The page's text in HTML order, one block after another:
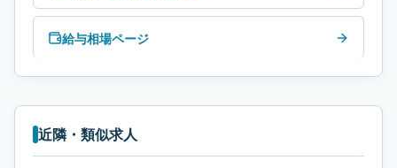
給与相場ページ
近隣・類似求人